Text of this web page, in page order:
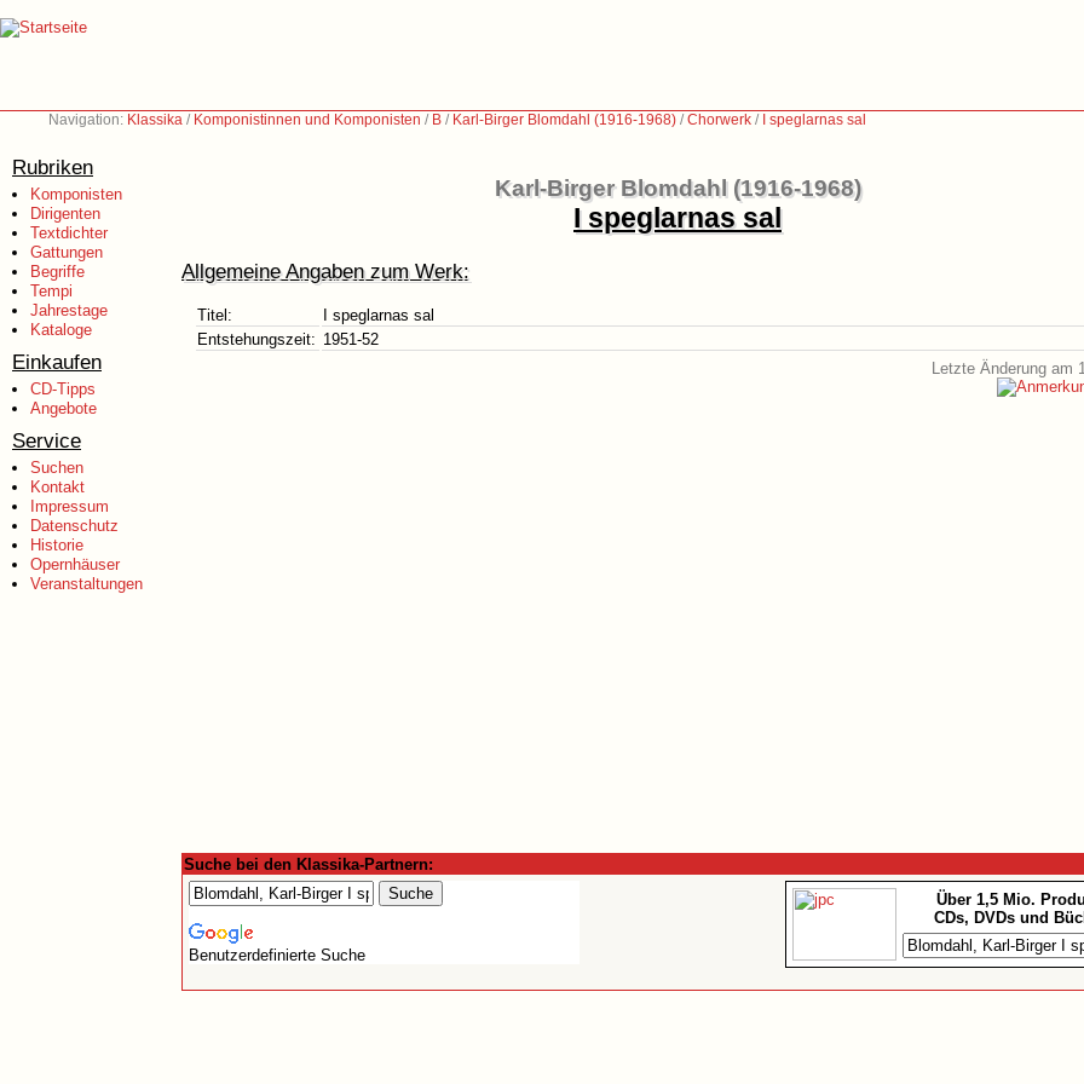
Navigation: Klassika / Komponistinnen und Komponisten / B / Karl-Birger Blomdahl (1916-1968) /Chorwerk / I speglarnas sal
Rubriken
Komponisten
Dirigenten
Textdichter
Gattungen
Begriffe
Tempi
Jahrestage
Kataloge
Einkaufen
CD-Tipps
Angebote
Service
Suchen
Kontakt
Impressum
Datenschutz
Historie
Opernhäuser
Veranstaltungen
Karl-Birger Blomdahl (1916-1968)
I speglarnas sal
Allgemeine Angaben zum Werk:
Titel:
I speglarnas sal
Entstehungszeit: 1951-52
Letzte Änderung am
Suche bei den Klassika-Partnern:
Benutzerdefinierte Suche
Über 1,5 Mio.
CDs, DVDs und